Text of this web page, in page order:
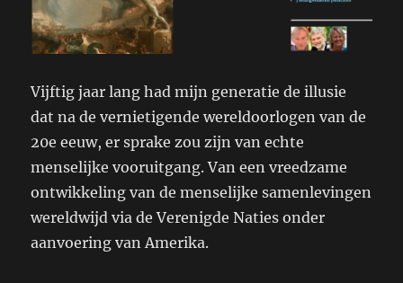
Vijftig jaar lang had mijn generatie de illusie
dat na de vernietigende wereldoorlogen van de
20e eeuw, er sprake zou zijn van echte
menselijke vooruitgang. Van een vreedzame
ontwikkeling van de menselijke samenlevingen
wereldwijd via de Verenigde Naties onder
aanvoering van Amerika.